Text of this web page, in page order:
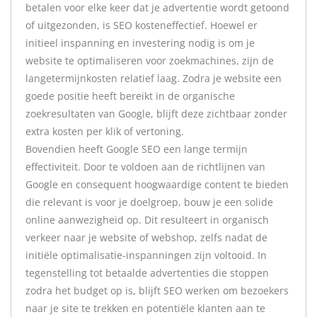
betalen voor elke keer dat je advertentie wordt getoond
of uitgezonden, is SEO kosteneffectief. Hoewel er
initieel inspanning en investering nodig is om je
website te optimaliseren voor zoekmachines, zijn de
langetermijnkosten relatief laag. Zodra je website een
goede positie heeft bereikt in de organische
zoekresultaten van Google, blijft deze zichtbaar zonder
extra kosten per klik of vertoning.
Bovendien heeft Google SEO een lange termijn
effectiviteit. Door te voldoen aan de richtlijnen van
Google en consequent hoogwaardige content te bieden
die relevant is voor je doelgroep, bouw je een solide
online aanwezigheid op. Dit resulteert in organisch
verkeer naar je website of webshop, zelfs nadat de
initiële optimalisatie-inspanningen zijn voltooid. In
tegenstelling tot betaalde advertenties die stoppen
zodra het budget op is, blijft SEO werken om bezoekers
naar je site te trekken en potentiële klanten aan te